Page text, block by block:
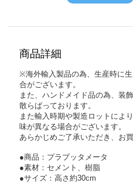
商品詳細
※海外輸入製品の為、生産時に
合がございます。
また、ハンドメイド品の為、装
散らばっております。
また輸入時期や製造ロットによ
味が異なる場合がございます。
あらかじめご了承いただき、お
●商品：プラプッタメータ
●素材：セメント、樹脂
●サイズ：高さ約30cm